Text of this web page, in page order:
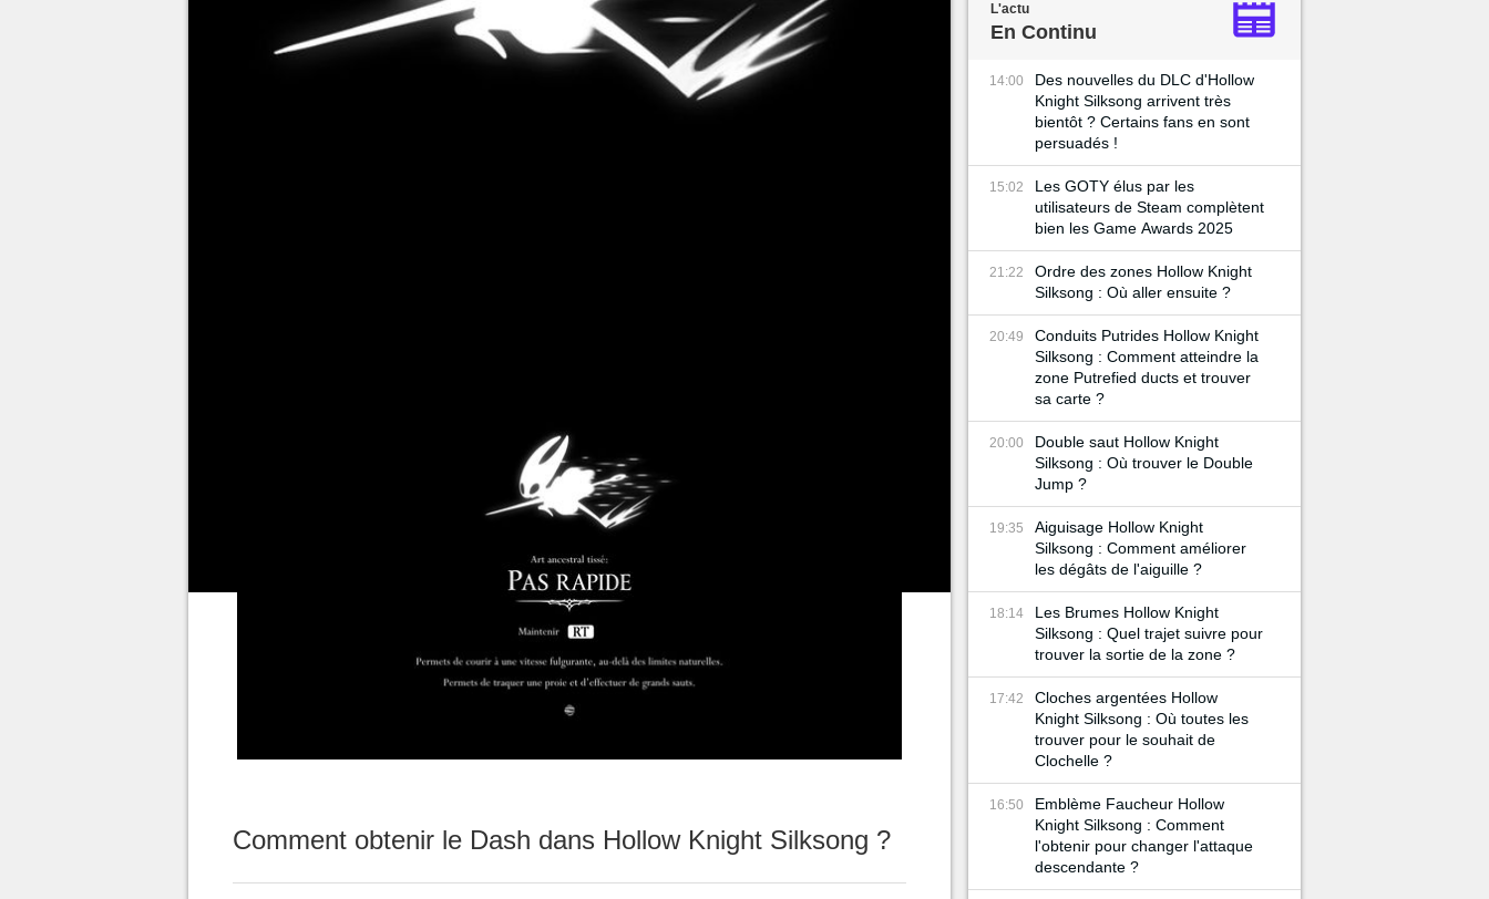
Comment obtenir le Dash dans Hollow Knight Silksong ?
L'actu
En Continu
14:00
Des nouvelles du DLC d'Hollow
Knight Silksong arrivent très
bientôt ? Certains fans en sont
persuadés !
15:02
Les GOTY élus par les
utilisateurs de Steam complètent
bien les Game Awards 2025
21:22
Ordre des zones Hollow Knight
Silksong : Où aller ensuite ?
20:49
Conduits Putrides Hollow Knight
Silksong : Comment atteindre la
zone Putrefied ducts et trouver
sa carte ?
20:00
Double saut Hollow Knight
Silksong : Où trouver le Double
Jump ?
19:35
Aiguisage Hollow Knight
Silksong : Comment améliorer
les dégâts de l'aiguille ?
18:14
Les Brumes Hollow Knight
Silksong : Quel trajet suivre pour
trouver la sortie de la zone ?
17:42
Cloches argentées Hollow
Knight Silksong : Où toutes les
trouver pour le souhait de
Clochelle ?
16:50
Emblème Faucheur Hollow
Knight Silksong : Comment
l'obtenir pour changer l'attaque
descendante ?